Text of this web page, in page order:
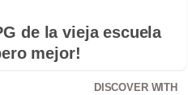
de la vieja escuela
mejor!
DISCOVER WITH